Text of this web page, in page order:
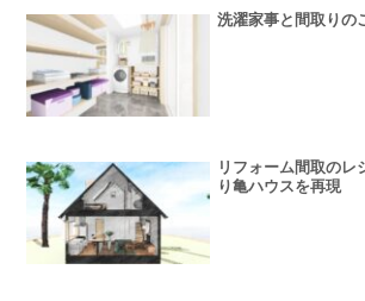
洗濯家事と間取りの
リフォーム間取の
り亀ハウスを再現